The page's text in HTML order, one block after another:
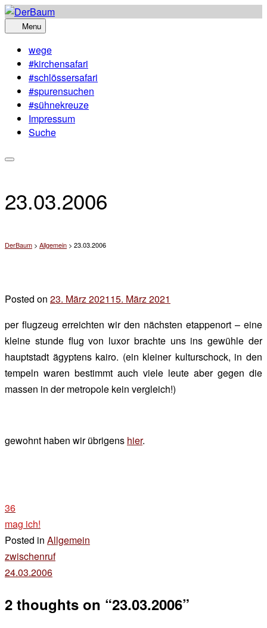
Skip
to
Menu
wege
#kirchensafari
#schlössersafari
#spurensuchen
#sühnekreuze
Impressum
Suche
23.03.2006
DerBaum > Allgemein > 23.03.2006
Posted on 23. März 202115. März 2021
chef
per flugzeug erreichten wir den nächsten etappenort – eine
kleine stunde flug von luxor brachte uns ins gewühle der
hauptstadt ägyptens kairo. (ein kleiner kulturschock, in den
tempeln waren bestimmt auch viele leute aber gegen die
massen in der metropole kein vergleich!)
gewohnt haben wir übrigens hier.
36
mag ich!
Posted in Allgemein
Beitragsnavigation
zwischenruf
24.03.2006
2 thoughts on “23.03.2006”